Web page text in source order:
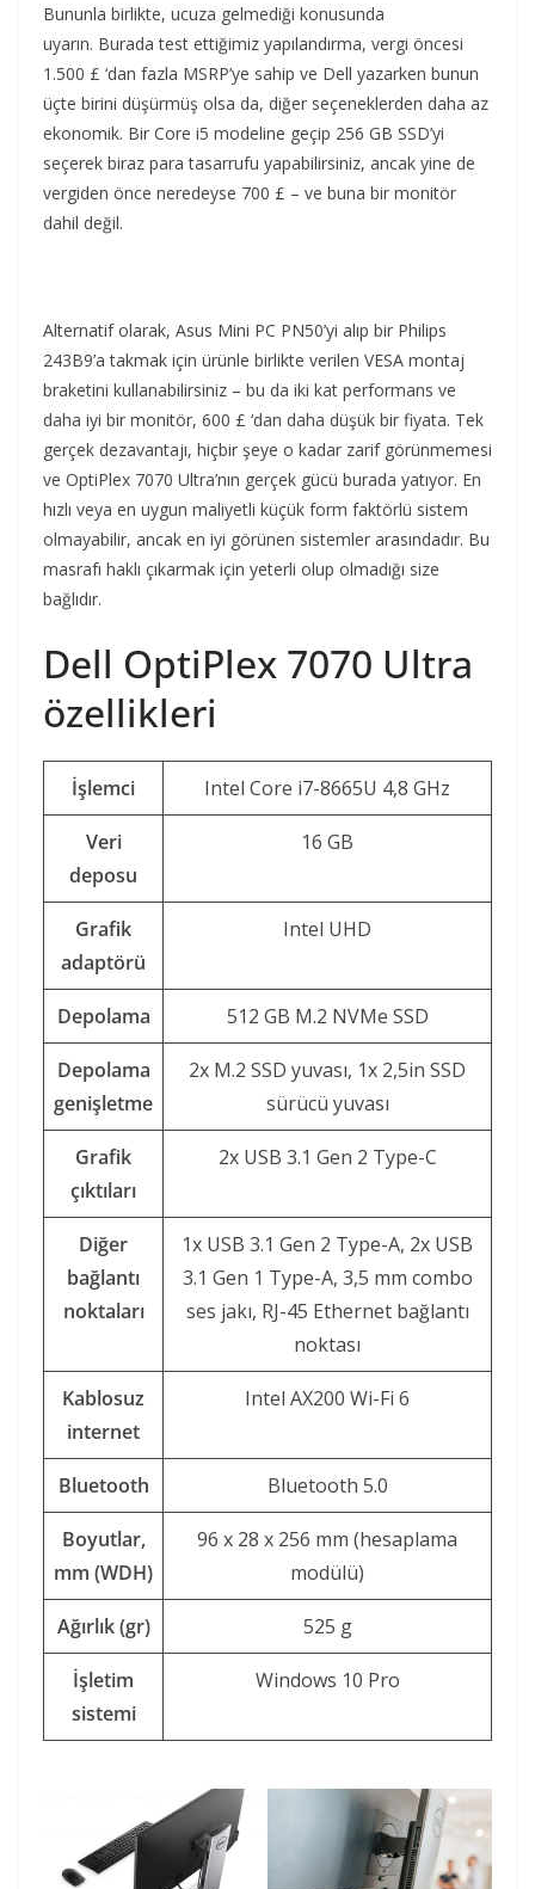
Bununla birlikte, ucuza gelmediği konusunda
uyarın. Burada test ettiğimiz yapılandırma, vergi öncesi
1.500 £ ‘dan fazla MSRP’ye sahip ve Dell yazarken bunun
üçte birini düşürmüş olsa da, diğer seçeneklerden daha az
ekonomik. Bir Core i5 modeline geçip 256 GB SSD’yi
seçerek biraz para tasarrufu yapabilirsiniz, ancak yine de
vergiden önce neredeyse 700 £ – ve buna bir monitör
dahil değil.
Alternatif olarak, Asus Mini PC PN50’yi alıp bir Philips
243B9’a takmak için ürünle birlikte verilen VESA montaj
braketini kullanabilirsiniz – bu da iki kat performans ve
daha iyi bir monitör, 600 £ ‘dan daha düşük bir fiyata. Tek
gerçek dezavantajı, hiçbir şeye o kadar zarif görünmemesi
ve OptiPlex 7070 Ultra’nın gerçek gücü burada yatıyor. En
hızlı veya en uygun maliyetli küçük form faktörlü sistem
olmayabilir, ancak en iyi görünen sistemler arasındadır. Bu
masrafı haklı çıkarmak için yeterli olup olmadığı size
bağlıdır.
Dell OptiPlex 7070 Ultra
özellikleri
İşlemci Intel Core i7-8665U 4,8 GHz
Veri
deposu
16 GB
Grafik
adaptörü
Intel UHD
Depolama 512 GB M.2 NVMe SSD
Depolama
genişletme
2x M.2 SSD yuvası, 1x 2,5in SSD
sürücü yuvası
Grafik
çıktıları
2x USB 3.1 Gen 2 Type-C
Diğer
bağlantı
noktaları
1x USB 3.1 Gen 2 Type-A, 2x USB
3.1 Gen 1 Type-A, 3,5 mm combo
ses jakı, RJ-45 Ethernet bağlantı
noktası
Kablosuz
internet
Intel AX200 Wi-Fi 6
Bluetooth Bluetooth 5.0
Boyutlar,
mm (WDH)
96 x 28 x 256 mm (hesaplama
modülü)
Ağırlık (gr) 525 g
İşletim
sistemi
Windows 10 Pro